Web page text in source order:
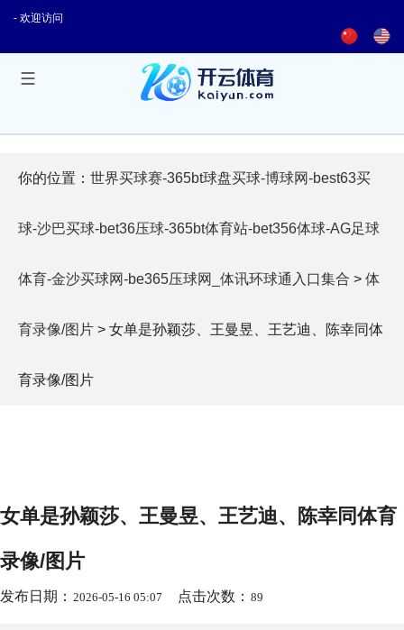
- 欢迎访问
你的位置： 世界买球赛-365bt球盘买球-博球网-best63买
球-沙巴买球-bet36压球-365bt体育站-bet356体球-AG足球
体育-金沙买球网-be365压球网_体讯环球通入口集合 > 体
育录像/图片 > 女单是孙颖莎、王曼昱、王艺迪、陈幸同体
育录像/图片
女单是孙颖莎、王曼昱、王艺迪、陈幸同体育
录像/图片
发布日期： 2026-05-16 05:07 点击次数： 89